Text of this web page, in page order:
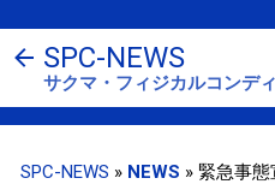
SPC-NEWS
サクマ・フィジカルコンデ
SPC-NEWS » NEWS » 緊急事